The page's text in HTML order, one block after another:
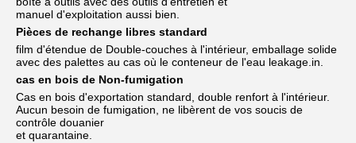
manuel d'exploitation aussi bien.
Pièces de rechange libres standard
film d'étendue de Double-couches à l'intérieur, emballage solide
avec des palettes au cas où le conteneur de l'eau leakage.in.
cas en bois de Non-fumigation
Cas en bois d'exportation standard, double renfort à l'intérieur.
Aucun besoin de fumigation, ne libèrent de vos soucis de
contrôle douanier
et quarantaine.